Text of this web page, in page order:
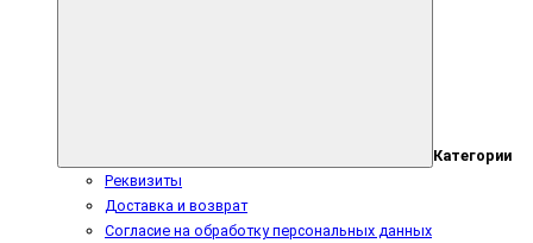
Категории
Реквизиты
Доставка и возврат
Согласие на обработку персональных данных